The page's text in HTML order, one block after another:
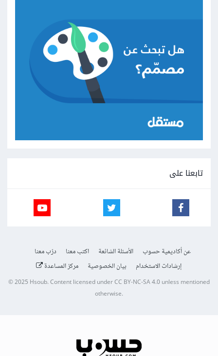
تابعنا على
عن أكاديمية حسوب الأسئلة الشائعة اكتب معنا
درّب معنا
إرشادات الاستخدام
بيان الخصوصية مركز المساعدة
© 2025Hsoub.Content licensed underCC BY-NC-SA 4.0unless mentioned
otherwise.